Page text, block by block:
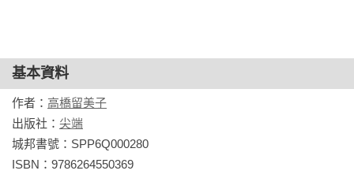
基本資料
作者： 高橋留美子
出版社： 尖端
城邦書號：SPP6Q000280
ISBN：9786264550369